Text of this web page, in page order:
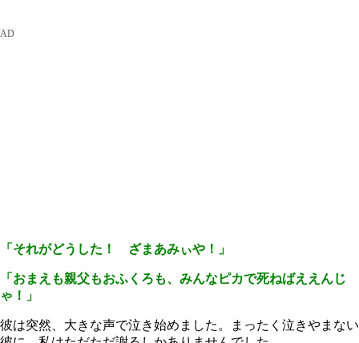
「それがどうした！ ざまあみぃや！」
「おまえも親父もおふくろも、みんなピカで死ねばええんじ
ゃ！」
彼は突然、大きな声で泣き始めました。まったく泣きやまない